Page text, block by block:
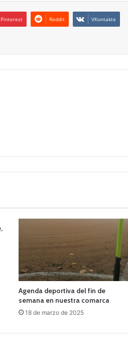
Pinterest Reddit VKontakte
Agenda deportiva del fin de
semana en nuestra comarca
18 de marzo de 2025